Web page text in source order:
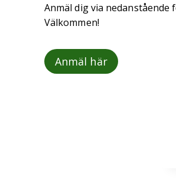
Anmäl dig via nedanstående
Välkommen!
Anmäl här